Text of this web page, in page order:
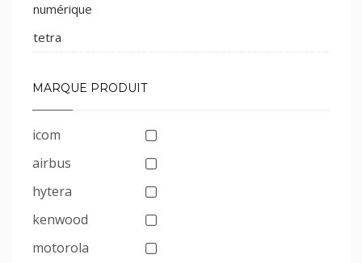
numérique
tetra
MARQUE PRODUIT
icom
airbus
hytera
kenwood
motorola